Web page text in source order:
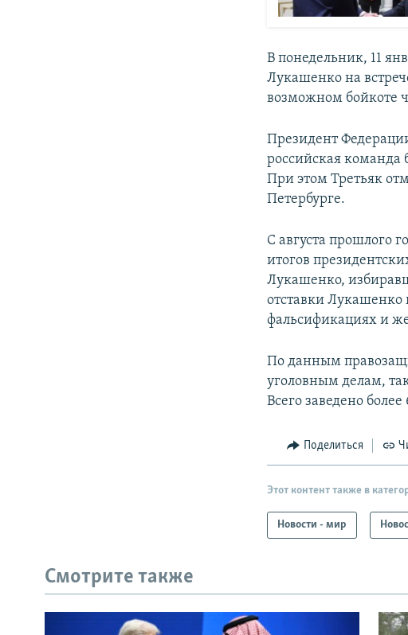
В понедельник, 11
Лукашенко на
возможном бойкоте
Президент
российская команда
При этом Третьяк
Петербурге.
С августа прошлого
итогов
Лукашенко,
отставки Лукашенко
фальсификациях и
По данным
уголовным делам,
Всего заведено
Поделиться
Этот контент также в
Новости - мир
Смотрите также